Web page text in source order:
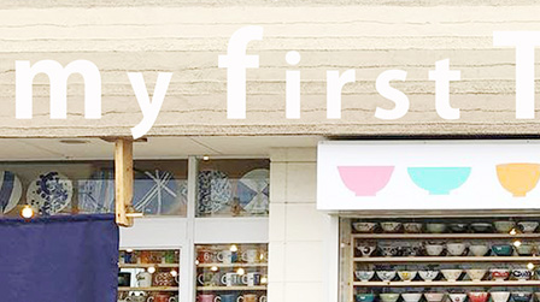
≪軽井沢店営業のお知らせ≫ いつもご覧いただきありがとうご
ざいます。軽井沢店2026年はGW頃オープンとなります！ご期待
くださいませ！！ 2025年は11月3日（火）
までの営業となり
ます。
2025/9/26
≪テレビで紹介されました≫ 2025年9月26日 東海テレビ 『ニュ
ースONE』 ひとつに特化で差別化！「東海地方の専門店」コー
ナーで白いごはん器のお店 らいすぼーる 春日井店が紹介されま